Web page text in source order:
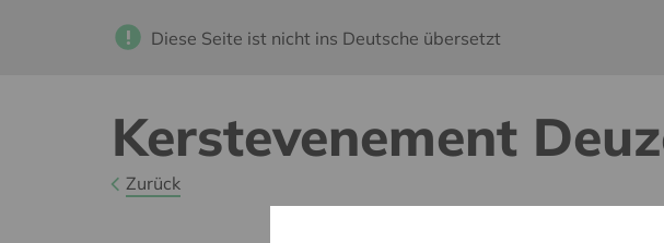
Diese Seite ist nicht ins Deutsche übersetzt
Kerstevenement
Zurück